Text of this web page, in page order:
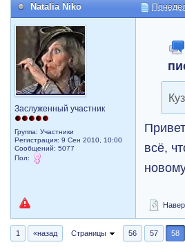
Natalia Niko
Заслуженный участник
Группа: Участники
Регистрация: 9 Сен 2010, 10:00
Сообщений: 5077
Пол:
всё,
1 «назад Страницы 56 57 58